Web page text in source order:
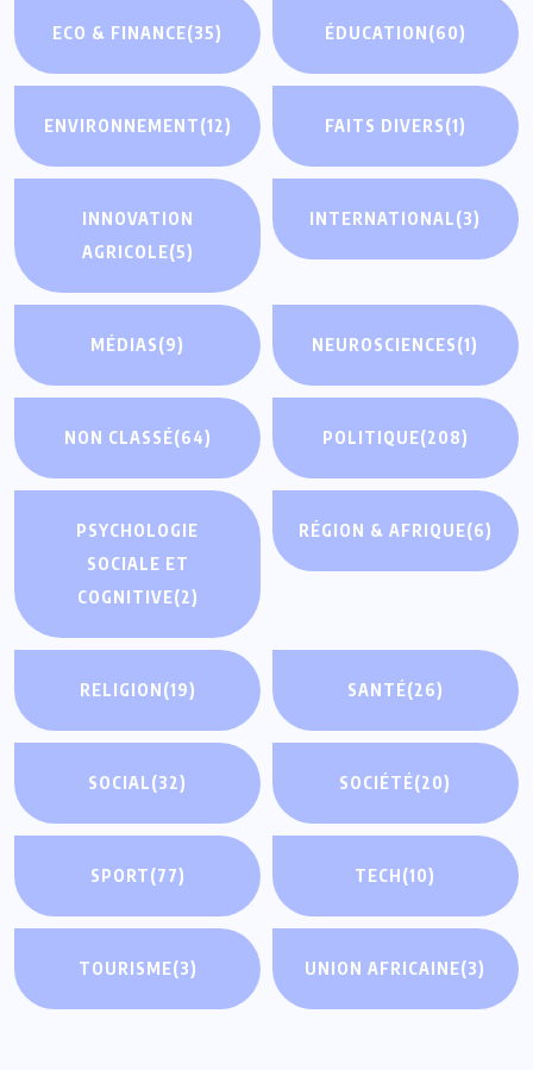
ECO & FINANCE(35) ÉDUCATION(60)
ENVIRONNEMENT(12) FAITS DIVERS(1)
INNOVATION
AGRICOLE(5)
INTERNATIONAL(3)
MÉDIAS(9) NEUROSCIENCES(1)
NON CLASSÉ(64) POLITIQUE(208)
PSYCHOLOGIE
SOCIALE ET
COGNITIVE(2)
RÉGION & AFRIQUE(6)
RELIGION(19) SANTÉ(26)
SOCIAL(32) SOCIÉTÉ(20)
SPORT(77) TECH(10)
TOURISME(3) UNION AFRICAINE(3)